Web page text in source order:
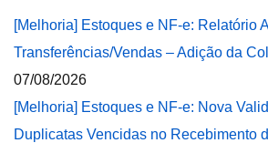
[Melhoria] Estoques e NF-e: Relatório
Transferências/Vendas – Adição da
07/08/2026
[Melhoria] Estoques e NF-e: Nova
Duplicatas Vencidas no Recebimento